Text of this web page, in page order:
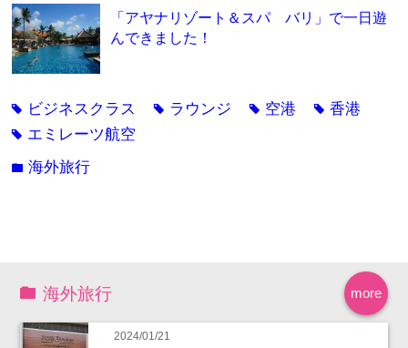
「アヤナリゾート＆スパ バリ」で一日遊
んできました！
tag ビジネスクラス tag ラウンジ tag 空港 tag香港
tag エミレーツ航空
folder海外旅行
more
海外旅行
2024/01/21